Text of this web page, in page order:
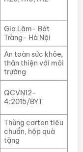
Gia Lâm- Bát
Tràng- Hà Nội
An toàn sức khỏe,
thân thiện với môi
trường
QCVN12-
4:2015/BYT
Thùng carton tiêu
chuẩn, hộp quà
tặng